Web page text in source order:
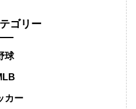
ゴリー
球
カー